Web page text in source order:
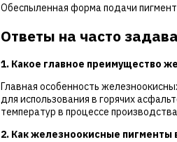
Обеспыленная форма подачи
Ответы на часто
1. Какое главное преимущество
Главная особенность
для использования в горячих
температур в процессе
2. Как железноокисные пигменты